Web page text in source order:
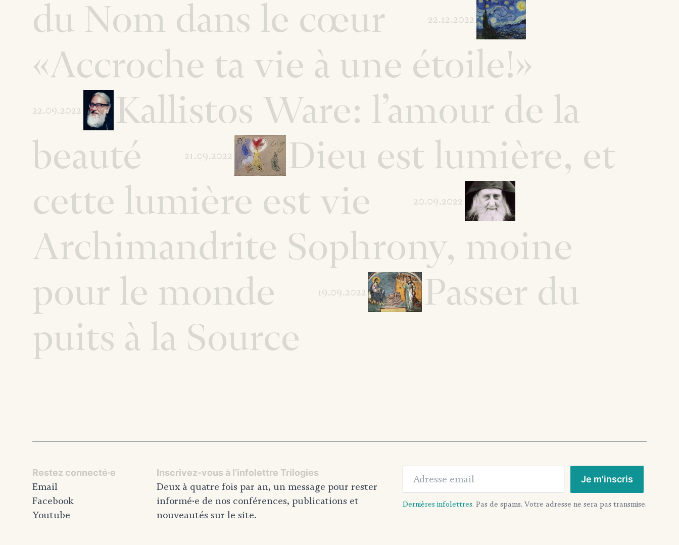
du Nom dans le cœur
22.12.2022
«Accroche ta vie à une étoile!»
22.09.2022
Kallistos Ware: l’amour de la
beauté
21.09.2022
Dieu est lumière, et
cette lumière est vie
20.09.2022
Archimandrite Sophrony, moine
pour le monde
19.09.2022
Passer du
puits à la Source
Restez connecté·e
Email
Facebook
Youtube
Inscrivez-vous à l’infolettre Trilogies
Deux à quatre fois par an, un message pour rester
informé·e de nos conférences, publications et
nouveautés sur le site.
Je m'inscris
Dernières infolettres. Pas de spams. Votre adresse ne sera pas transmise.